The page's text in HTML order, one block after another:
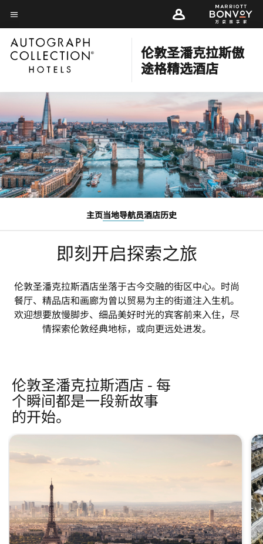
main
content
Skip
to
main
content
菜单文本
伦敦圣潘克拉斯傲
途格精选酒店
主页当地导航员酒店历史
即刻开启探索之旅
伦敦圣潘克拉斯酒店坐落于古今交融的街区中心。时尚
餐厅、精品店和画廊为曾以贸易为主的街道注入生机。
欢迎想要放慢脚步、细品美好时光的宾客前来入住，尽
情探索伦敦经典地标，或向更远处进发。
伦敦圣潘克拉斯酒店 - 每
个瞬间都是一段新故事
的开始。
跳过 伦敦圣潘克拉斯酒店 - 每个瞬间都是一段新故事的开始。
轮播 使用 3 张卡。